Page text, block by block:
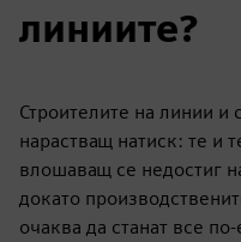
линиите?
Строителите на линии и
нарастващ натиск: те и
влошаващ се недостиг
докато
очаква да станат все